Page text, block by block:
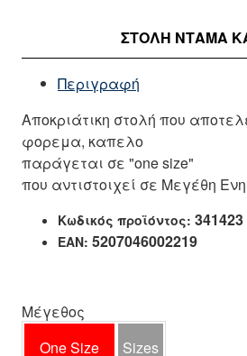
ΣΤΟΛΉ ΝΤΑΜΑ
Περιγραφή
Αποκριάτικη στολή που
φορεμα, καπελο
παράγεται σε "one size"
που αντιστοιχεί σε Μεγέθη
Κωδικός προϊόντος: 341423
EAN: 5207046002219
Μέγεθος
One Size
Sizes